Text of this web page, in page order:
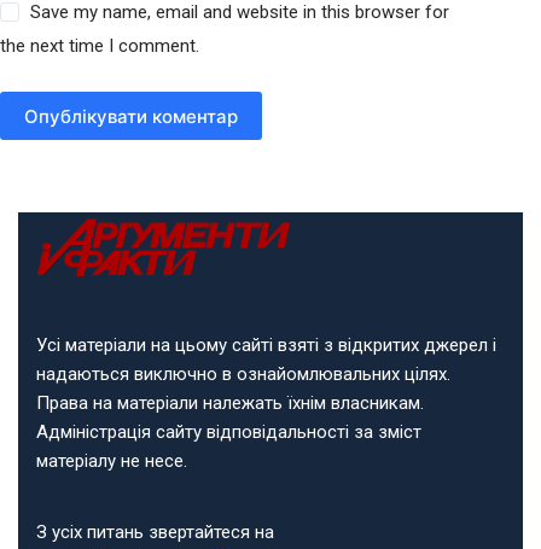
Save my name, email and website in this browser for
the next time I comment.
Опублікувати коментар
Усі матеріали на цьому сайті взяті з відкритих джерел і
надаються виключно в ознайомлювальних цілях.
Права на матеріали належать їхнім власникам.
Адміністрація сайту відповідальності за зміст
матеріалу не несе.
З усіх питань звертайтеся на